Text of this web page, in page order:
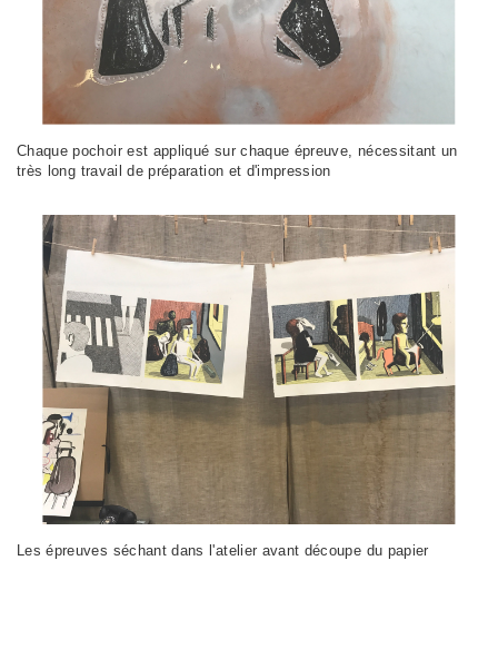
Chaque pochoir est appliqué sur chaque épreuve, nécessitant un
très long travail de préparation et d'impression
Les épreuves séchant dans l'atelier avant découpe du papier